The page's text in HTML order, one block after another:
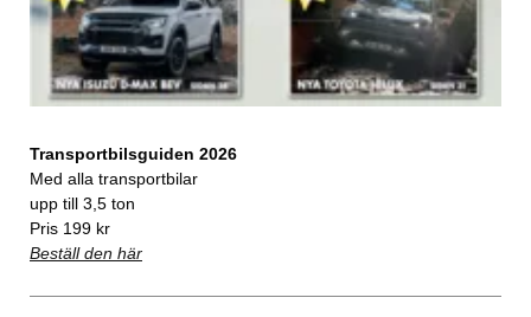
Transportbilsguiden 2026
Med alla transportbilar
upp till 3,5 ton
Pris 199 kr
Beställ den här